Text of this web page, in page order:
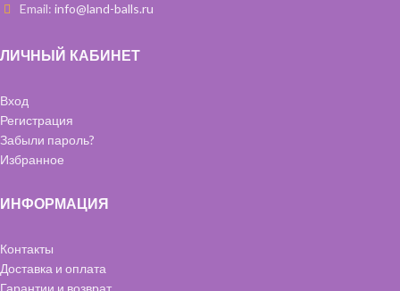
Email: info@land-balls.ru
ЛИЧНЫЙ КАБИНЕТ
Вход
Регистрация
Забыли пароль?
Избранное
ИНФОРМАЦИЯ
Контакты
Доставка и оплата